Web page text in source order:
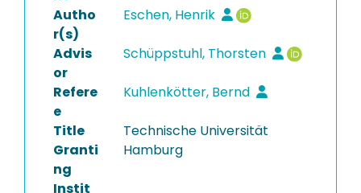
Autho
r(s)
Eschen, Henrik
Advis
or
Schüppstuhl, Thorsten
Refere
e
Kuhlenkötter, Bernd
Title
Granti
ng
Instit
Technische Universität
Hamburg